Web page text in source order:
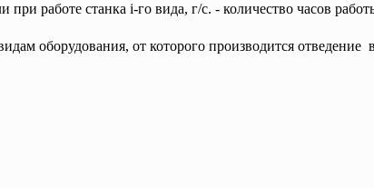
при работе станка i-го вида, г/с. - количество часов
оборудования, от которого производится